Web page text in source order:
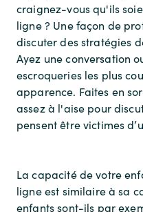
craignez-vous qu'ils
ligne ? Une façon de
discuter des stratégies
Ayez une conversation
escroqueries les plus
apparence. Faites en
assez à l'aise pour
pensent être victimes
La capacité de votre
ligne est similaire à sa
enfants sont-ils par